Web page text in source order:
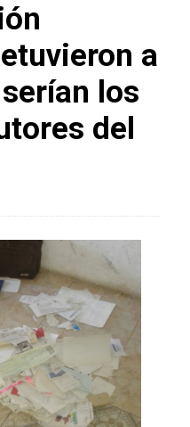
a
los
del